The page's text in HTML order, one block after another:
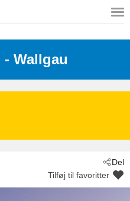
- 82499
- Wallgau
Del
Tilføj til favoritter